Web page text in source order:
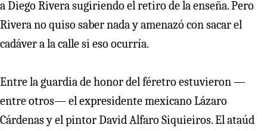
a Diego Rivera sugiriendo el retiro de la enseña. Pero
Rivera no quiso saber nada y amenazó con sacar el
cadáver a la calle si eso ocurría.
Entre la guardia de honor del féretro estuvieron —
entre otros— el expresidente mexicano Lázaro
Cárdenas y el pintor David Alfaro Siquieiros. El ataúd